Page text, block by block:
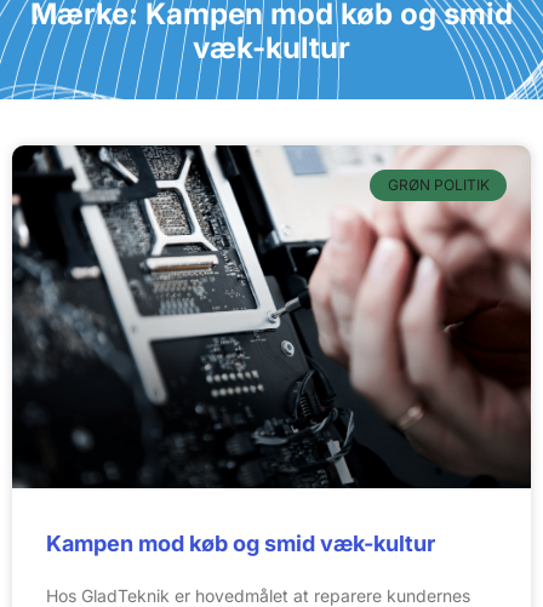
Mærke: Kampen mod køb og smid
væk-kultur
GRØN POLITIK
Kampen mod køb og smid væk-kultur
Hos GladTeknik er hovedmålet at reparere kundernes